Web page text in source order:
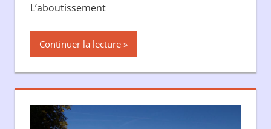
L’aboutissement
Continuer la lecture